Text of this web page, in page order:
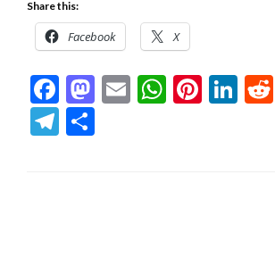
Share this:
Facebook X
Facebook
Mastodon
Email
Telegram